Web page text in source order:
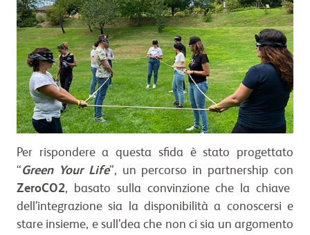
Per rispondere a questa sfida è stato progettato
“Green Your Life”, un percorso in partnership con
ZeroCO2, basato sulla convinzione che la chiave
dell’integrazione sia la disponibilità a conoscersi e
stare insieme, e sull’dea che non ci sia un argomento